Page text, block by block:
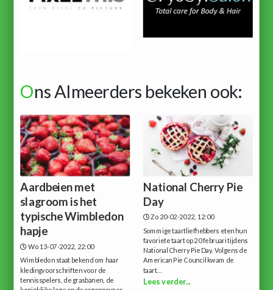
Ons Almeerders bekeken ook:
Aardbeien met
slagroom is het
typische Wimbledon
hapje
Wo 13-07-2022, 22:00
Wimbledon staat bekend om haar
kledingvoorschriften voor de
tennisspelers, de grasbanen, de
National Cherry Pie
Day
Zo 20-02-2022, 12:00
Sommige taartliefhebbers eten hun
favoriete taart op 20 februari tijdens
National Cherry Pie Day. Volgens de
American Pie Council kwam de
taart...
Lees verder...